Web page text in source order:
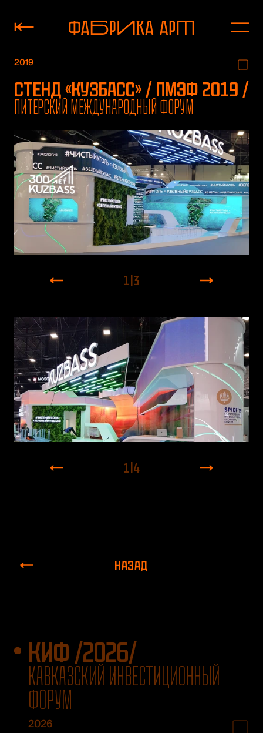
Стенд «Кузбасс» / ПМЭФ 2019 /
Питерский международный форум
1 3
1 4
НАЗАД
КИФ /2026/
КАВКАЗСКИЙ ИНВЕСТИЦИОННЫЙ
ФОРУМ
2026
2019